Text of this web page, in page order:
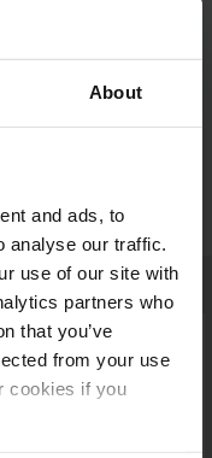
About
and ads, to
analyse our traffic.
use of our site with
partners who
that you’ve
from your use
cookies if you